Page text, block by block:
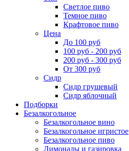
Светлое пиво
Темное пиво
Крафтовое пиво
Цена
До 100 руб
100 руб - 200 руб
200 руб - 300 руб
От 300 руб
Сидр
Сидр грушевый
Сидр яблочный
Подборки
Безалкогольное
Безалкогольное вино
Безалкогольное игристое
Безалкогольное пиво
Лимонады и газировка